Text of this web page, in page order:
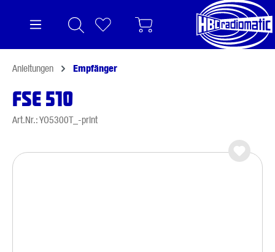
Anleitungen Empfänger
FSE 510
Art.Nr.: YO5300T_-print
Bildergalerie überspringen